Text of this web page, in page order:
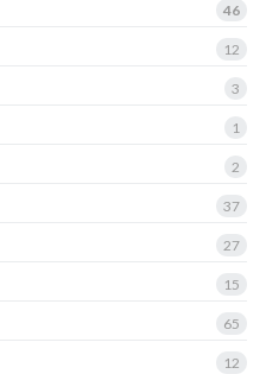
46
12
3
1
2
37
27
15
65
12